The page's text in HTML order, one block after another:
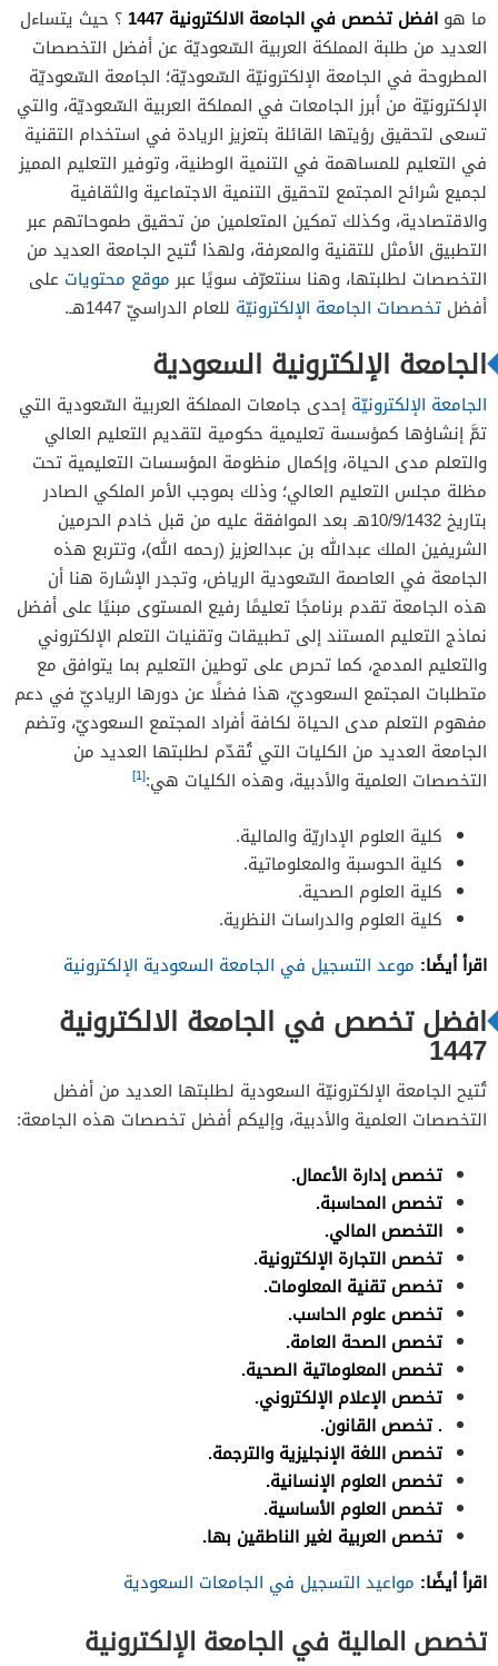
تخصص المالية في الجامعة الإلكترونية
تخصص إدارة الأعمال في الجامعة الإلكترونية
تخصص المحاسبة في الجامعة الإلكترونية
التخصص التجارة الإلكترونية
تخصص تقنية المعلومات
تخصص علوم الحاسب
تخصص الصحة العامة
ما هو افضل تخصص في الجامعة الالكترونية 1447
؟ حيث يتساءل
العديد من طلبة المملكة العربية السّعوديّة عن أفضل التخصصات
المطروحة في الجامعة الإلكترونيّة السّعوديّة؛ الجامعة السّعوديّة
الإلكترونيّة من أبرز الجامعات في المملكة العربية السّعوديّة، والتي
تسعى لتحقيق رؤيتها القائلة بتعزيز الريادة في استخدام التقنية
في التعليم للمساهمة في التنمية الوطنية، وتوفير التعليم المميز
لجميع شرائح المجتمع لتحقيق التنمية الاجتماعية والثقافية
والاقتصادية، وكذلك تمكين المتعلمين من تحقيق طموحاتهم عبر
التطبيق الأمثل للتقنية والمعرفة، ولهذا تُتيح الجامعة العديد من
التخصصات لطلبتها، وهنا سنتعرّف سويًا عبرموقع محتويات على
أفضل تخصصات الجامعة الإلكترونيّة للعام الدراسيّ 1447هـ.
الجامعة الإلكترونية السعودية
الجامعة الإلكترونيّة إحدى جامعات المملكة العربية السّعودية التي
تمَّ إنشاؤها كمؤسسة تعليمية حكومية لتقديم التعليم العالي
والتعلم مدى الحياة، وإكمال منظومة المؤسسات التعليمية تحت
مظلة مجلس التعليم العالي؛ وذلك بموجب الأمر الملكي الصادر
بتاريخ 10/9/1432هـ بعد الموافقة عليه من قبل خادم الحرمين
الشريفين الملك عبدالله بن عبدالعزيز (رحمه الله)، وتتربع هذه
الجامعة في العاصمة السّعودية الرياض، وتجدر الإشارة هنا أن
هذه الجامعة تقدم برنامجًا تعليمًا رفيع المستوى مبنيًا على أفضل
نماذج التعليم المستند إلى تطبيقات وتقنيات التعلم الإلكتروني
والتعليم المدمج، كما تحرص على توطين التعليم بما يتوافق مع
متطلبات المجتمع السعوديّ، هذا فضلًا عن دورها الرياديّ في دعم
مفهوم التعلم مدى الحياة لكافة أفراد المجتمع السعوديّ، وتضم
الجامعة العديد من الكليات التي تُقدّم لطلبتها العديد من
التخصصات العلمية والأدبية، وهذه الكليات هي:[1]
كلية العلوم الإداريّة والمالية.
كلية الحوسبة والمعلوماتية.
كلية العلوم الصحية.
كلية العلوم والدراسات النظرية.
اقرأ أيضًا: موعد التسجيل في الجامعة السعودية الإلكترونية
افضل تخصص في الجامعة الالكترونية
1447
تُتيح الجامعة الإلكترونيّة السعودية لطلبتها العديد من أفضل
التخصصات العلمية والأدبية، وإليكم أفضل تخصصات هذه الجامعة:
تخصص إدارة الأعمال.
تخصص المحاسبة.
التخصص المالي.
تخصص التجارة الإلكترونية.
تخصص تقنية المعلومات.
تخصص علوم الحاسب.
تخصص الصحة العامة.
تخصص المعلوماتية الصحية.
تخصص الإعلام الإلكتروني.
. تخصص القانون.
تخصص اللغة الإنجليزية والترجمة.
تخصص العلوم الإنسانية.
تخصص العلوم الأساسية.
تخصص العربية لغير الناطقين بها.
اقرأ أيضًا: مواعيد التسجيل في الجامعات السعودية
تخصص المالية في الجامعة الإلكترونية